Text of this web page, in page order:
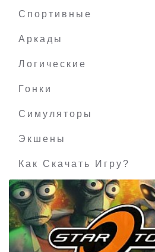
Спортивные
Аркады
Логические
Гонки
Симуляторы
Экшены
Как Скачать Игру?